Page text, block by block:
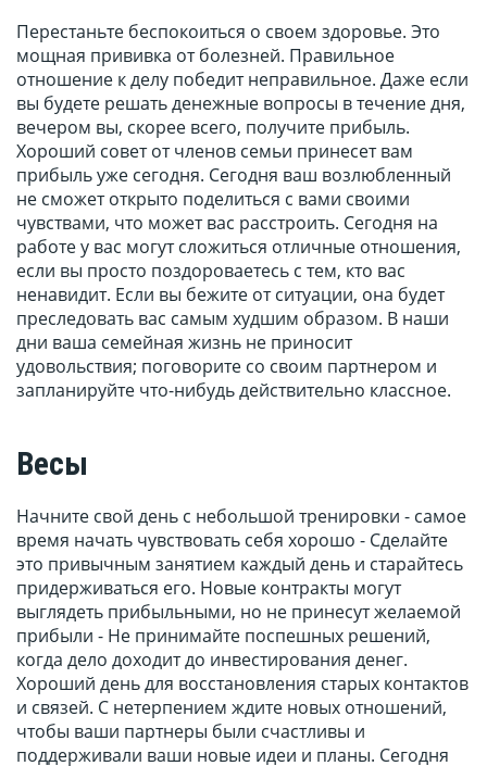
Перестаньте беспокоиться о своем здоровье. Это
мощная прививка от болезней. Правильное
отношение к делу победит неправильное. Даже если
вы будете решать денежные вопросы в течение дня,
вечером вы, скорее всего, получите прибыль.
Хороший совет от членов семьи принесет вам
прибыль уже сегодня. Сегодня ваш возлюбленный
не сможет открыто поделиться с вами своими
чувствами, что может вас расстроить. Сегодня на
работе у вас могут сложиться отличные отношения,
если вы просто поздороваетесь с тем, кто вас
ненавидит. Если вы бежите от ситуации, она будет
преследовать вас самым худшим образом. В наши
дни ваша семейная жизнь не приносит
удовольствия; поговорите со своим партнером и
запланируйте что-нибудь действительно классное.
Весы
Начните свой день с небольшой тренировки - самое
время начать чувствовать себя хорошо - Сделайте
это привычным занятием каждый день и старайтесь
придерживаться его. Новые контракты могут
выглядеть прибыльными, но не принесут желаемой
прибыли - Не принимайте поспешных решений,
когда дело доходит до инвестирования денег.
Хороший день для восстановления старых контактов
и связей. С нетерпением ждите новых отношений,
чтобы ваши партнеры были счастливы и
поддерживали ваши новые идеи и планы. Сегодня